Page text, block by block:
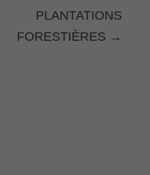
PLANTATIONS
FORESTIÈRES →